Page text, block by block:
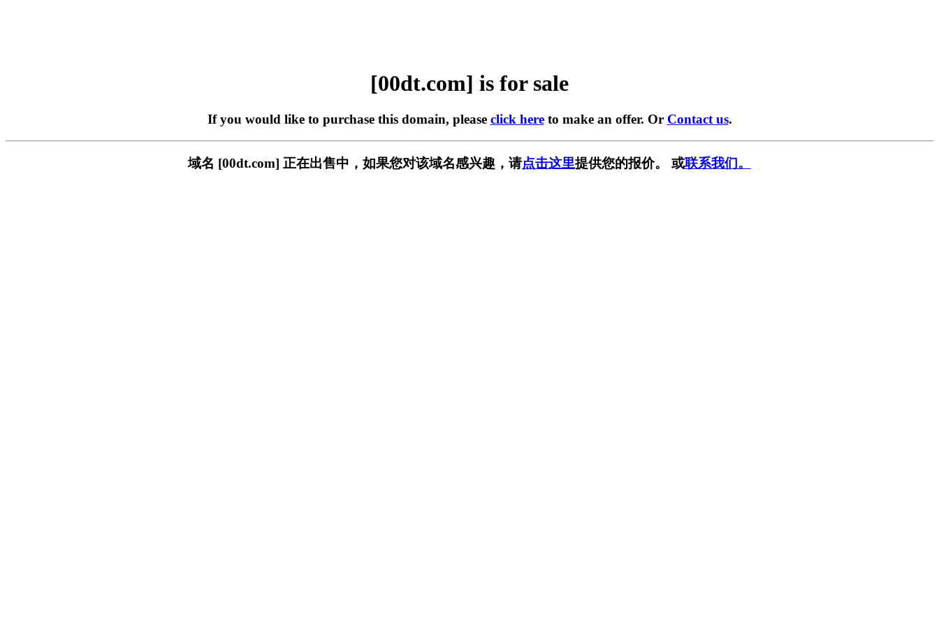
[00dt.com] is for sale
If you would like to purchase this domain, please click hereto make an offer. Or Contact us.
域名 [00dt.com] 正在出售中，如果您对该域名感兴趣，请点击这里提供您的报价。 或联系我们。